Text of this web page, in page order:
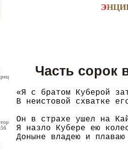
Э
Часть сорок
«Я с братом Куберой
В неистовой схватке
Он в страхе ушел на
Я назло Кубере ею
Доныне владею и